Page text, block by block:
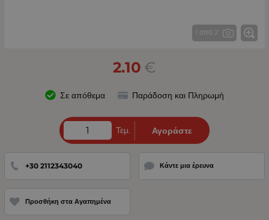
1 από 2
2.10 €
Σε απόθεμα Παράδοση και Πληρωμή
Τεμ. Αγοράστε
+30 2112343040 Κάντε μια έρευνα
Προσθήκη στα Αγαπημένα